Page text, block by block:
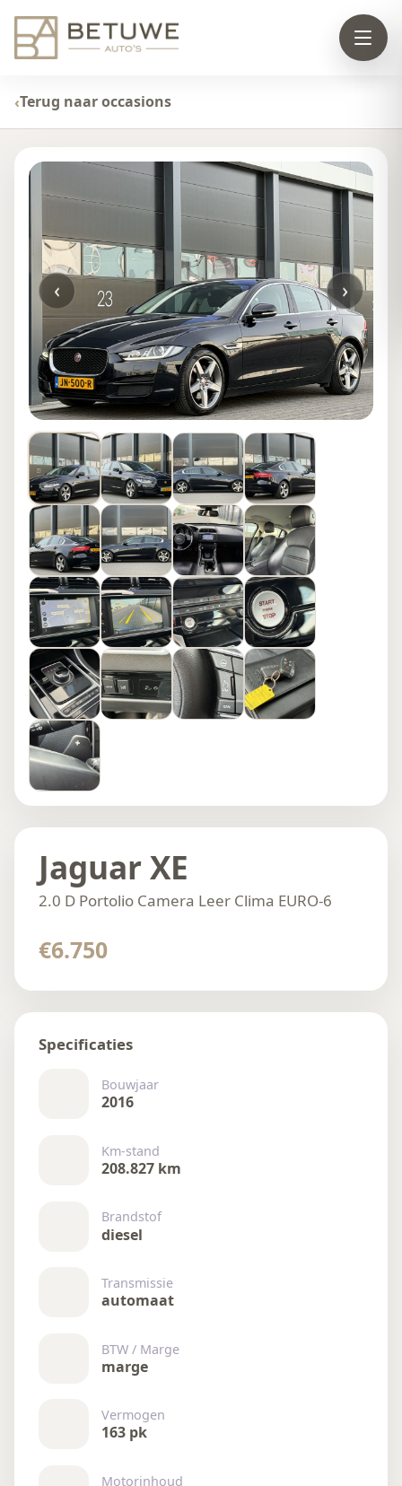
Terug naar occasions
‹ ›
Jaguar XE
2.0 D Portolio Camera Leer Clima EURO-6
€6.750
Specificaties
Bouwjaar
2016
Km-stand
208.827 km
Brandstof
diesel
Transmissie
automaat
BTW / Marge
marge
Vermogen
163 pk
Motorinhoud